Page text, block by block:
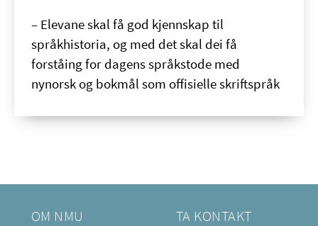
– Elevane skal få god kjennskap til
språkhistoria, og med det skal dei få
forståing for dagens språkstode med
nynorsk og bokmål som offisielle skriftspråk
OM NMU TA KONTAKT